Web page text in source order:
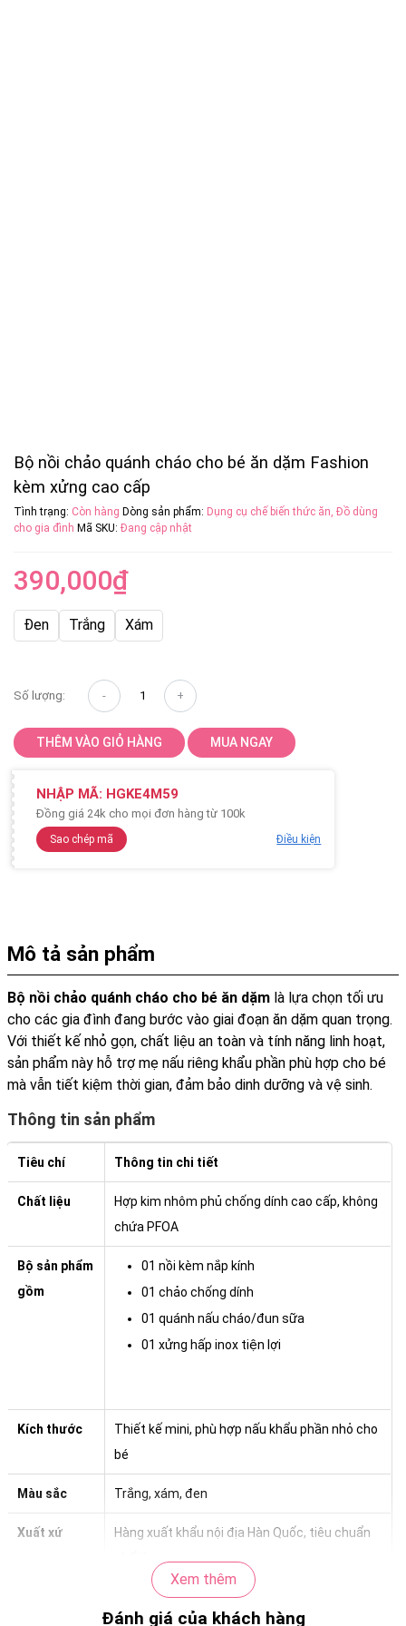
Bộ nồi chảo quánh cháo cho bé ăn dặm Fashion
kèm xửng cao cấp
Tình trạng: Còn hàng Dòng sản phẩm: Dụng cụ chế biến thức ăn, Đồ dùng
cho gia đình Mã SKU: Đang cập nhật
390,000₫
Đen Trắng Xám
Số lượng:
THÊM VÀO GIỎ HÀNG MUA NGAY
NHẬP MÃ: HGKE4M59
Đồng giá 24k cho mọi đơn hàng từ 100k
Sao chép mã Điều kiện
Mô tả sản phẩm
Bộ nồi chảo quánh cháo cho bé ăn dặm là lựa chọn tối ưu
cho các gia đình đang bước vào giai đoạn ăn dặm quan trọng.
Với thiết kế nhỏ gọn, chất liệu an toàn và tính năng linh hoạt,
sản phẩm này hỗ trợ mẹ nấu riêng khẩu phần phù hợp cho bé
mà vẫn tiết kiệm thời gian, đảm bảo dinh dưỡng và vệ sinh.
Thông tin sản phẩm
Tiêu chí Thông tin chi tiết
Chất liệu
Hợp kim nhôm phủ chống dính cao cấp, không
chứa PFOA
Bộ sản phẩm
gồm
01 nồi kèm nắp kính
01 chảo chống dính
01 quánh nấu cháo/đun sữa
01 xửng hấp inox tiện lợi
Kích thước
Thiết kế mini, phù hợp nấu khẩu phần nhỏ cho
bé
Màu sắc Trắng, xám, đen
Xuất xứ
Hàng xuất khẩu nội địa Hàn Quốc, tiêu chuẩn
chất lượng cao
Dùng được trên bếp gas, bếp hồng ngoại
(không dùng được trên bếp từ)
Xem thêm
Đánh giá của khách hàng